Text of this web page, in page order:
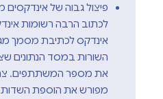
פיצול גבוה של
לכתוב הרבה רשומות
אינדקס לכתיבת מסמך
השורות במסד הנתונים
את מספר המשתתפים.
מפורש את הוספת